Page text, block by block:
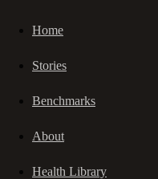
Home
Stories
Benchmarks
About
Health Library